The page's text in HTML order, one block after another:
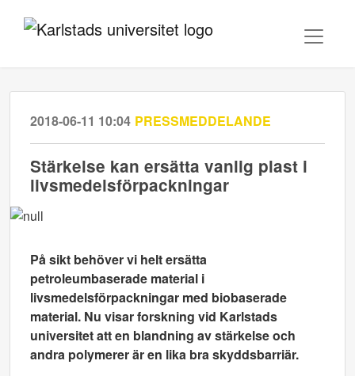
2018-06-11 10:04 PRESSMEDDELANDE
Stärkelse kan ersätta vanlig plast i
livsmedelsförpackningar
På sikt behöver vi helt ersätta
petroleumbaserade material i
livsmedelsförpackningar med biobaserade
material. Nu visar forskning vid Karlstads
universitet att en blandning av stärkelse och
andra polymerer är en lika bra skyddsbarriär.